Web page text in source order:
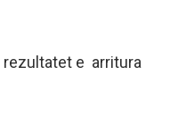
rezultatet e arritura